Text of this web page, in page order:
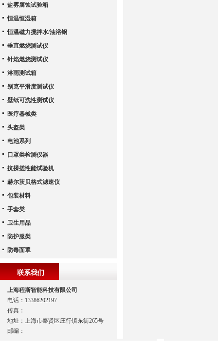
盐雾腐蚀试验箱
恒温恒湿箱
恒温磁力搅拌水/油浴锅
垂直燃烧测试仪
针焰燃烧测试仪
淋雨测试箱
别克平滑度测试仪
壁纸可洗性测试仪
医疗器械类
头盔类
电池系列
口罩类检测仪器
抗揉搓性能试验机
赫尔茨贝格式滤速仪
包装材料
手套类
卫生用品
防护服类
防毒面罩
联系我们
上海程斯智能科技有限公司
电话：13386202197
传真：
地址：上海市奉贤区庄行镇东街265号
邮编：